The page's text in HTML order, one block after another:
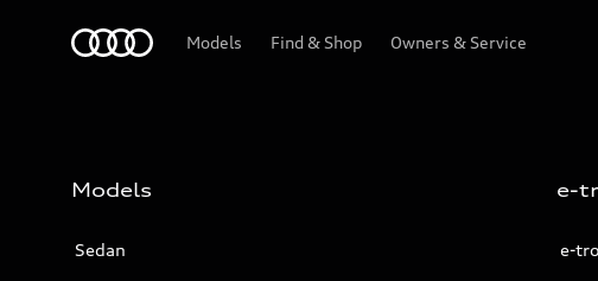
Models Find & Shop Owners & Service
Models
Sedan
e-
e-